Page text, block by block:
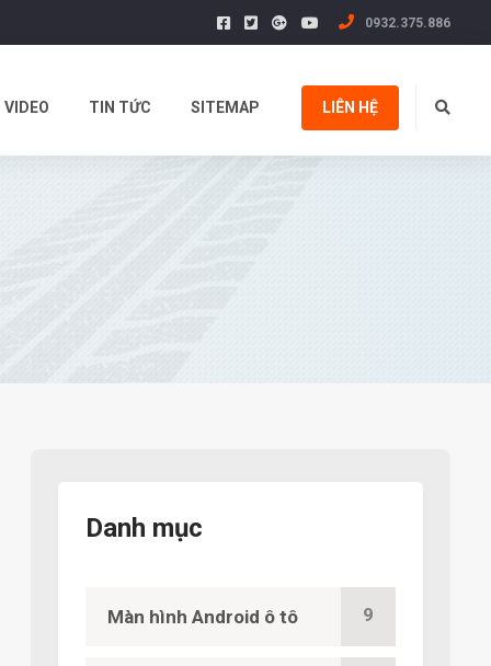
0932.375.886
VIDEO TIN TỨC SITEMAP LIÊN HỆ
Danh mục
Màn hình Android ô tô 9